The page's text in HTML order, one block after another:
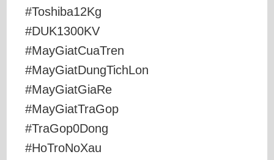
#Toshiba12Kg
#DUK1300KV
#MayGiatCuaTren
#MayGiatDungTichLon
#MayGiatGiaRe
#MayGiatTraGop
#TraGop0Dong
#HoTroNoXau